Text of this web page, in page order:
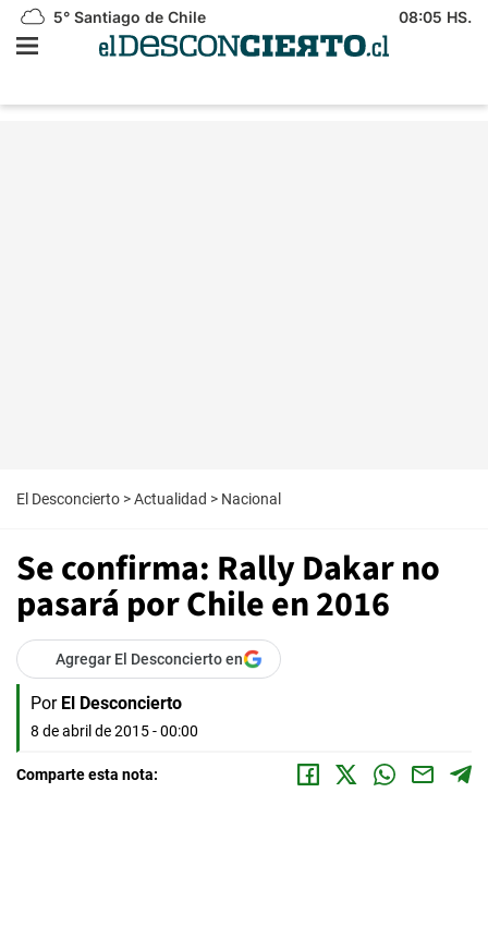
5° Santiago de Chile 08:05 HS.
El Desconcierto >Actualidad > Nacional
Se confirma: Rally Dakar no
pasará por Chile en 2016
Agregar El Desconcierto en
Por El Desconcierto
8 de abril de 2015 - 00:00
Comparte esta nota: